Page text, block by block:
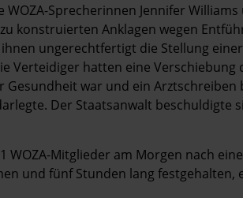
WOZA-Sprecherinnen Jennifer
konstruierten Anklagen wegen
ungerechtfertigt die Stellung
Verteidiger hatten eine Verschiebung
Gesundheit war und ein Arztschreiben
Der Staatsanwalt beschuldigte
WOZA-Mitglieder am Morgen nach
und fünf Stunden lang festgehalten,